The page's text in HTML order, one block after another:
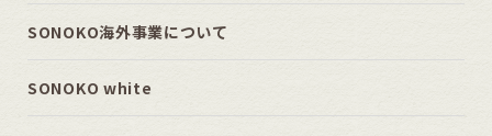
SONOKO海外事業について
SONOKO white